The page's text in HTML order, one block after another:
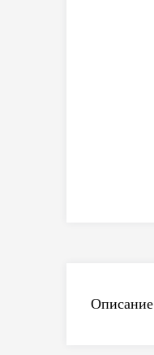
Описание